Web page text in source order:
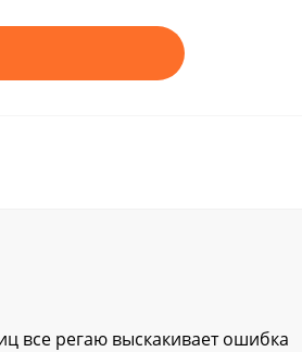
все регаю выскакивает ошибка